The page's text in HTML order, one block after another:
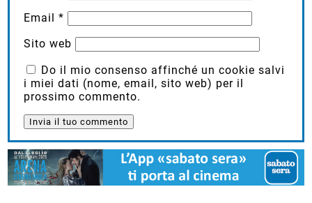
Email*
Sito web
Do il mio consenso affinché un cookie salvi
i miei dati (nome, email, sito web) per il
prossimo commento.